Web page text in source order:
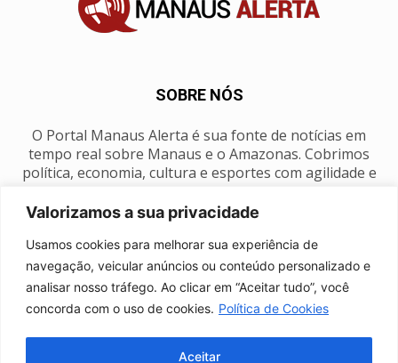
Valorizamos a sua privacidade
Usamos cookies para melhorar sua experiência de
navegação, veicular anúncios ou conteúdo personalizado e
analisar nosso tráfego. Ao clicar em “Aceitar tudo”, você
concorda com o uso de cookies. Política de Cookies
Aceitar
SOBRE NÓS
O Portal Manaus Alerta é sua fonte de notícias em
tempo real sobre Manaus e o Amazonas. Cobrimos
política, economia, cultura e esportes com agilidade e
SIGA-NOS